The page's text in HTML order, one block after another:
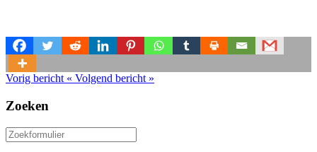
Vorig bericht « Volgend bericht »
Zoeken
Zoeken
naar: